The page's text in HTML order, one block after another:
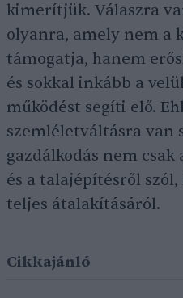
kimerítjük. Válaszra
olyanra, amely nem a
támogatja, hanem
és sokkal inkább a
működést segíti elő.
szemléletváltásra van
gazdálkodás nem csak
és a talajépítésről
teljes átalakításáról.
Cikkajánló